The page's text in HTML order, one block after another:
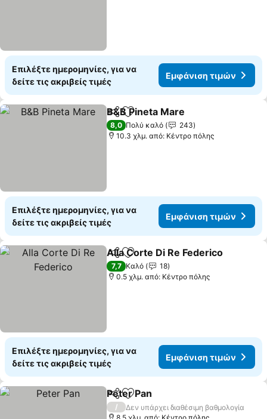
Επιλέξτε ημερομηνίες, για να
δείτε τις ακριβείς τιμές
Εμφάνιση τιμών
Κοινοποίηση
Προσθήκη στα αγαπημένα
B&B Pineta Mare
8,0 Πολύ καλό
243
10.3 χλμ. από: Κέντρο πόλης
Επιλέξτε ημερομηνίες, για να
δείτε τις ακριβείς τιμές
Εμφάνιση τιμών
Κοινοποίηση
Προσθήκη στα αγαπημένα
Alla Corte Di Re Federico
7,7 Καλό
18
0.5 χλμ. από: Κέντρο πόλης
Επιλέξτε ημερομηνίες, για να
δείτε τις ακριβείς τιμές
Εμφάνιση τιμών
Κοινοποίηση
Προσθήκη στα αγαπημένα
Peter Pan
/
Δεν υπάρχει διαθέσιμη βαθμολογία